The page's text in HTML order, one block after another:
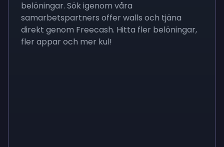
belöningar. Sök igenom våra
samarbetspartners offer walls och tjäna
direkt genom Freecash. Hitta fler belöningar,
fler appar och mer kul!